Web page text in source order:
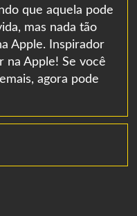
que aquela pode
mas nada tão
Apple. Inspirador
na Apple! Se você
agora pode